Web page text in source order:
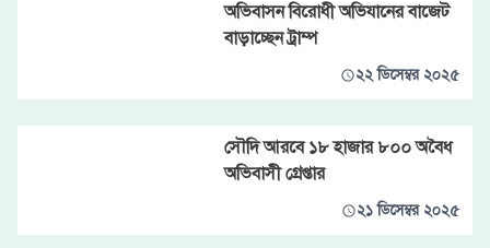
অভিবাসন বিরোধী অভিযানের বাজেট
বাড়াচ্ছেন ট্রাম্প
২২ ডিসেম্বর ২০২৫
সৌদি আরবে ১৮ হাজার ৮০০ অবৈধ
অভিবাসী গ্রেপ্তার
২১ ডিসেম্বর ২০২৫